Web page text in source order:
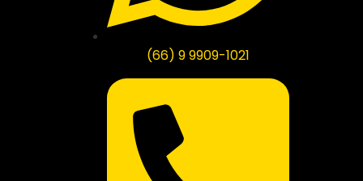
(66) 9 9909-1021